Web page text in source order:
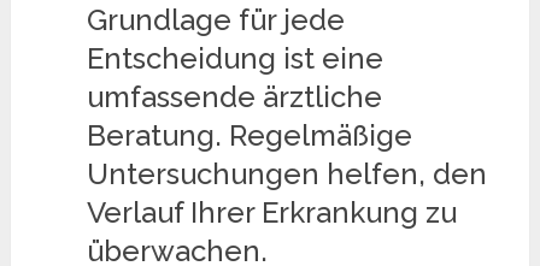
Grundlage für jede
Entscheidung ist eine
umfassende ärztliche
Beratung. Regelmäßige
Untersuchungen helfen, den
Verlauf Ihrer Erkrankung zu
überwachen.